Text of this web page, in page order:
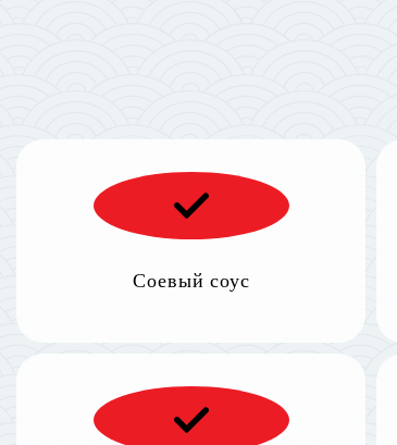
Соевый соус